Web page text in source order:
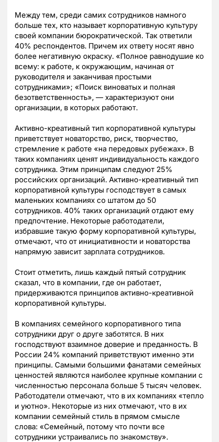
Между тем, среди самих сотрудников намного
больше тех, кто называет корпоративную культуру
своей компании бюрократической. Так ответили
40% респондентов. Причем их ответу носят явно
более негативную окраску. «Полное равнодушие ко
всему: к работе, к окружающим, начиная от
руководителя и заканчивая простыми
сотрудниками»; «Поиск виноватых и полная
безответственность», — характеризуют они
организации, в которых работают.
Активно-креативный тип корпоративной культуры
приветствует новаторство, риск, творчество,
стремление к работе «на передовых рубежах». В
таких компаниях ценят индивидуальность каждого
сотрудника. Этим принципам следуют 25%
российских организаций. Активно-креативный тип
корпоративной культуры господствует в самых
маленьких компаниях со штатом до 50
сотрудников. 40% таких организаций отдают ему
предпочтение. Некоторые работодатели,
избравшие такую форму корпоративной культуры,
отмечают, что от инициативности и новаторства
напрямую зависит зарплата сотрудников.
Стоит отметить, лишь каждый пятый сотрудник
сказал, что в компании, где он работает,
придерживаются принципов активно-креативной
корпоративной культуры.
В компаниях семейного корпоративного типа
сотрудники друг о друге заботятся. В них
господствуют взаимное доверие и преданность. В
России 24% компаний приветствуют именно эти
принципы. Самыми большими фанатами семейных
ценностей являются наиболее крупные компании с
численностью персонала больше 5 тысяч человек.
Работодатели отмечают, что в их компаниях «тепло
и уютно». Некоторые из них отмечают, что в их
компании семейный стиль в прямом смысле
слова: «Семейный, потому что почти все
сотрудники устраивались по знакомству».